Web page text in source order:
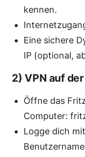
kennen.
Eine sichere
IP (optional,
2) VPN auf
Öffne das
Computer:
Logge dich